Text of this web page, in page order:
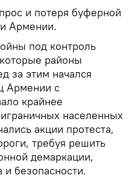
и потеря буферной
Армении.
под контроль
районы
за этим начался
Армении с
крайнее
населенных
акции протеста,
требуя решить
демаркации,
безопасности.